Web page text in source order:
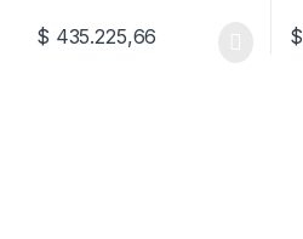
$ 435.225,66 $